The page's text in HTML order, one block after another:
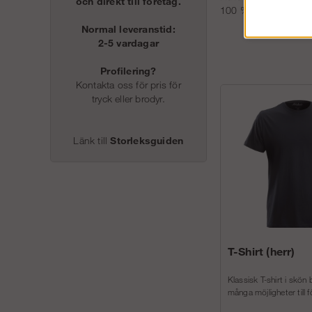
Normal leveranstid:
2-5 vardagar
Profilering?
Kontakta oss för pris för
tryck eller brodyr.
Länk till Storleksguiden
100 % polyamid
T-Shirt (herr)
Klassisk T-shirt i skön
många möjligheter till